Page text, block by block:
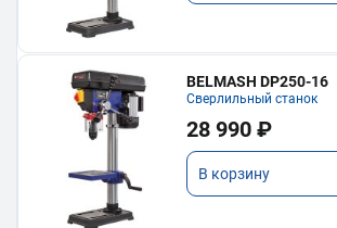
BELMASH DP250-16
Сверлильный станок
28 990 ₽
В корзину